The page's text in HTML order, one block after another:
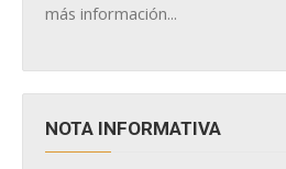
más información...
NOTA INFORMATIVA